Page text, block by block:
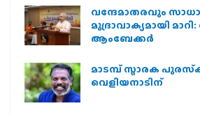
വന്ദേമാതരവും
മുദ്രാവാക്യമായി
ആംബേക്കർ
മാടമ്പ് സ്മാരക
വെളിയനാടിന്